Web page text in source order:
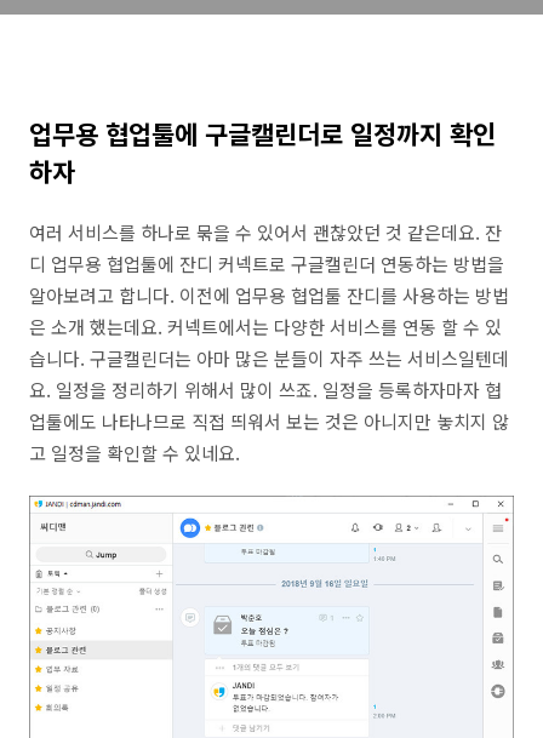
업무용 협업툴에 구글캘린더로 일정까지 확인
하자
여러 서비스를 하나로 묶을 수 있어서 괜찮았던 것 같은데요. 잔
디 업무용 협업툴에 잔디 커넥트로 구글캘린더 연동하는 방법을
알아보려고 합니다. 이전에 업무용 협업툴 잔디를 사용하는 방법
은 소개 했는데요. 커넥트에서는 다양한 서비스를 연동 할 수 있
습니다. 구글캘린더는 아마 많은 분들이 자주 쓰는 서비스일텐데
요. 일정을 정리하기 위해서 많이 쓰죠. 일정을 등록하자마자 협
업툴에도 나타나므로 직접 띄워서 보는 것은 아니지만 놓치지 않
고 일정을 확인할 수 있네요.